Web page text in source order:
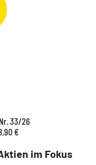
im Fokus
Nr. 33/26
€